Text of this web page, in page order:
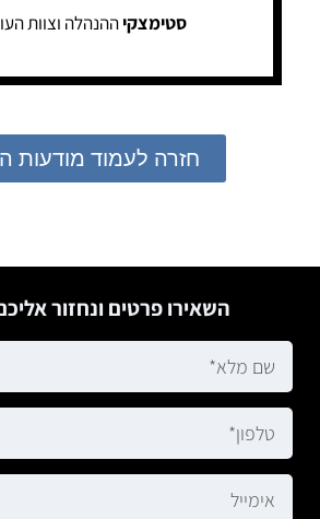
סטימצקיההנהלה וצוות
חזרה לעמוד מודעות
השאירו פרטים ונחזור